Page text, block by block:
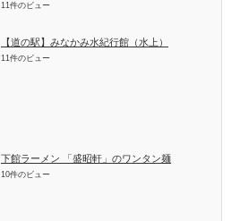
11件のビュー
【道の駅】みなかみ水紀行館（水上）
11件のビュー
下館ラーメン 「盛昭軒」のワンタン麺
10件のビュー